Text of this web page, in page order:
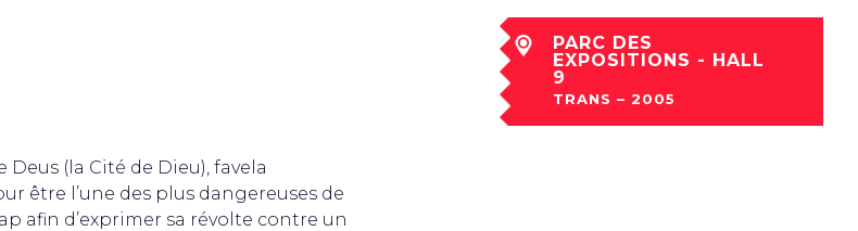
Deus (la Cité de Dieu), favela
être l’une des plus dangereuses de
afin d’exprimer sa révolte contre un
PARC DES
EXPOSITIONS - HALL
9
TRANS – 2005